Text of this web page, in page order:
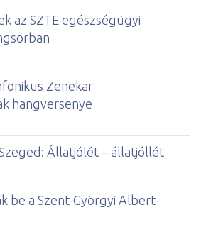
az SZTE egészségügyi
Zenekar
hangversenye
Állatjólét – állatjóllét
be a Szent-Györgyi Albert-